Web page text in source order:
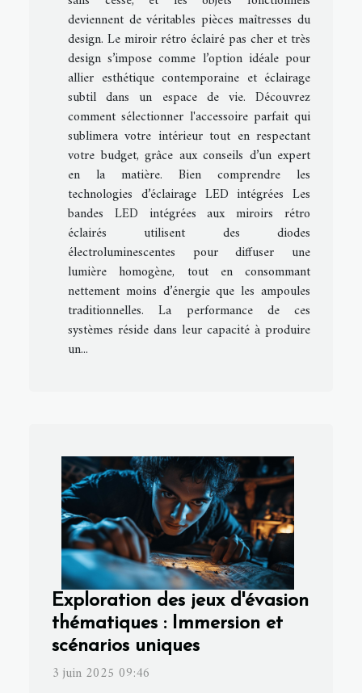
deviennent de véritables pièces maîtresses du
design. Le miroir rétro éclairé pas cher et très
design s’impose comme l’option idéale pour
allier esthétique contemporaine et éclairage
subtil dans un espace de vie. Découvrez
comment sélectionner l'accessoire parfait qui
sublimera votre intérieur tout en respectant
votre budget, grâce aux conseils d’un expert
en la matière. Bien comprendre les
technologies d’éclairage LED intégrées Les
bandes LED intégrées aux miroirs rétro
éclairés utilisent des diodes
électroluminescentes pour diffuser une
lumière homogène, tout en consommant
nettement moins d’énergie que les ampoules
traditionnelles. La performance de ces
systèmes réside dans leur capacité à produire
un...
Exploration des jeux d'évasion
thématiques : Immersion et
scénarios uniques
3 juin 2025 09:46